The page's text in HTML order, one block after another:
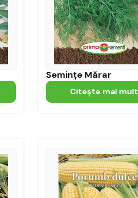
Semințe Mărar
Citeşte mai mult